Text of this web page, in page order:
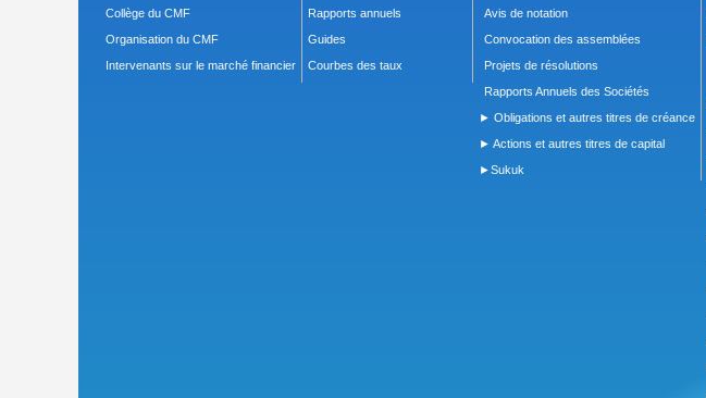
Collège du CMF
Organisation du CMF
Intervenants sur le marché financier
Rapports annuels
Guides
Courbes des taux
Avis de notation
Convocation des assemblées
Projets de résolutions
Rapports Annuels des Sociétés
► Obligations et autres titres de créance
► Actions et autres titres de capital
►Sukuk